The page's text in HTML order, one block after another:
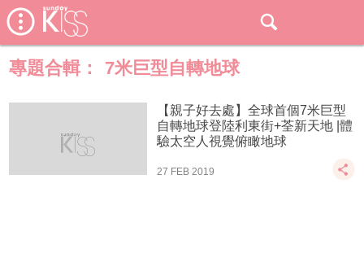
專題合輯： 7米巨型自轉地球
【親子好去處】全球首個7米巨型
自轉地球登陸利東街+荃新天地 |體
驗太空人視覺俯瞰地球
27 FEB 2019